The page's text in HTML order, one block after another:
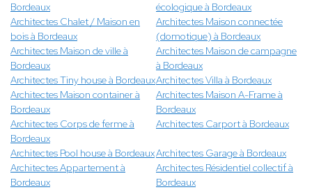
Bordeaux
écologique à Bordeaux
Architectes Chalet / Maison en
bois à Bordeaux
Architectes Maison connectée
(domotique) à Bordeaux
Architectes Maison de ville à
Bordeaux
Architectes Maison de campagne
à Bordeaux
Architectes Tiny house à BordeauxArchitectes Villa à Bordeaux
Architectes Maison container à
Bordeaux
Architectes Maison A-Frame à
Bordeaux
Architectes Corps de ferme à
Bordeaux
Architectes Carport à Bordeaux
Architectes Pool house à BordeauxArchitectes Garage à Bordeaux
Architectes Appartement à
Bordeaux
Architectes Résidentiel collectif à
Bordeaux